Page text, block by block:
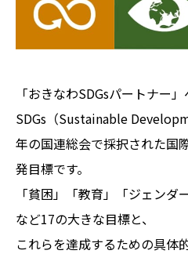
「おきなわSDGsパートナー
SDGs（Sustainable
年の国連総会で採択された国
発目標です。
「貧困」「教育」「ジェンダ
など17の大きな目標と、
これらを達成するための具体